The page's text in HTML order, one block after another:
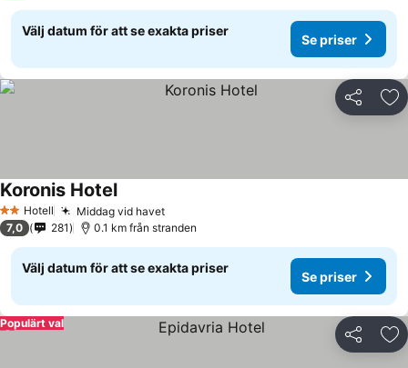
Välj datum för att se exakta priser
Se priser
Dela
2 Stjärnor
Hotell Middag vid havetSe priser
Koronis HotelSe priser
7,0 281 0.1 km från stranden
Välj datum för att se exakta priser
Se priser
Dela
Populärt val